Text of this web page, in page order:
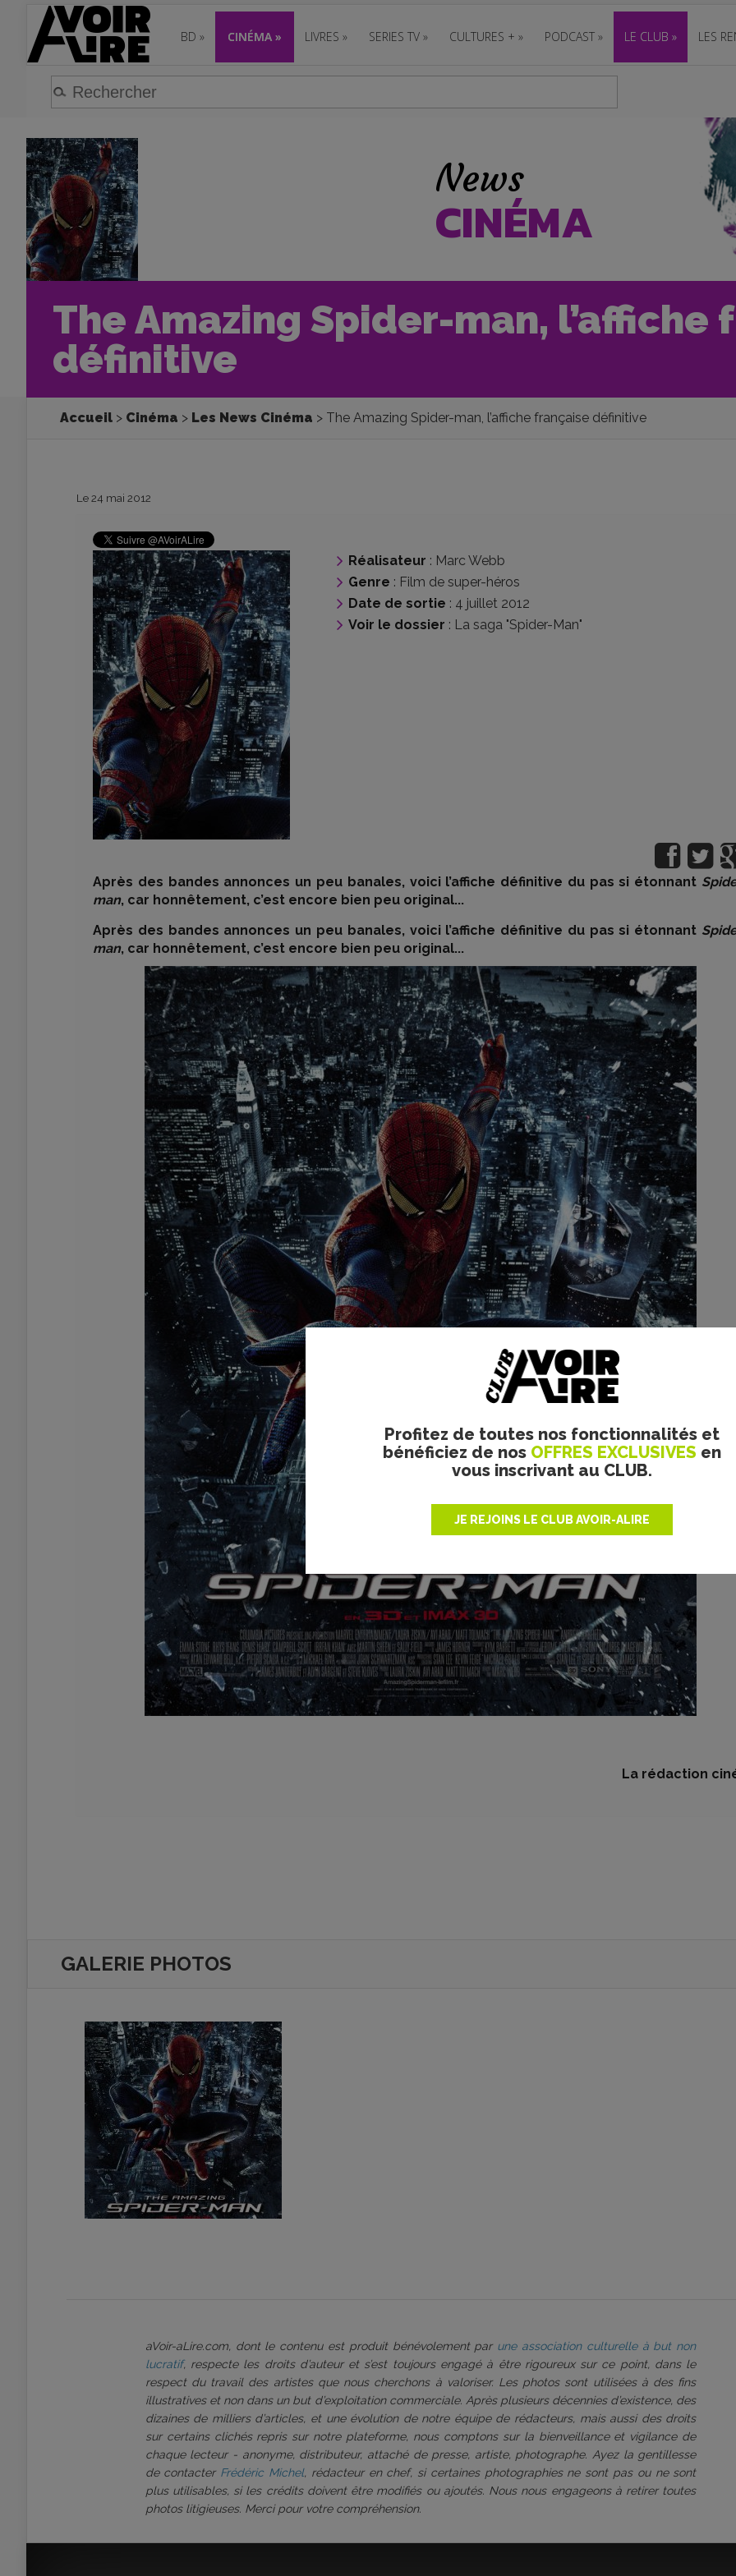
BD » CINÉMA » LIVRES » SERIES TV » CULTURES + » PODCAST » LE CLUB » LES
Profitez de toutes nos fonctionnalités et
bénéficiez de nos OFFRES EXCLUSIVES en
vous inscrivant au CLUB.
JE REJOINS LE CLUB AVOIR-ALIRE
News
CINÉMA
The Amazing Spider-man, l’affiche
définitive
Accueil Cinéma Les News Cinéma The Amazing Spider-man, l’affiche française définitive
Le 24 mai 2012
Réalisateur : Marc Webb
Genre : Film de super-héros
Date de sortie : 4 juillet 2012
Voir le dossier : La saga "Spider-Man"
Après des bandes annonces un peu banales, voici l’affiche définitive du pas si étonnant
man, car honnêtement, c’est encore bien peu original...
Après des bandes annonces un peu banales, voici l’affiche définitive du pas si étonnant
man, car honnêtement, c’est encore bien peu original...
La rédaction
GALERIE PHOTOS
aVoir-aLire.com, dont le contenu est produit bénévolement par une association culturelle à but non
lucratif, respecte les droits d’auteur et s’est toujours engagé à être rigoureux sur ce point, dans le
respect du travail des artistes que nous cherchons à valoriser. Les photos sont utilisées à des fins
illustratives et non dans un but d’exploitation commerciale. Après plusieurs décennies d’existence, des
dizaines de milliers d’articles, et une évolution de notre équipe de rédacteurs, mais aussi des droits
sur certains clichés repris sur notre plateforme, nous comptons sur la bienveillance et vigilance de
chaque lecteur - anonyme, distributeur, attaché de presse, artiste, photographe. Ayez la gentillesse
de contacter Frédéric Michel, rédacteur en chef, si certaines photographies ne sont pas ou ne sont
plus utilisables, si les crédits doivent être modifiés ou ajoutés. Nous nous engageons à retirer toutes
photos litigieuses. Merci pour votre compréhension.